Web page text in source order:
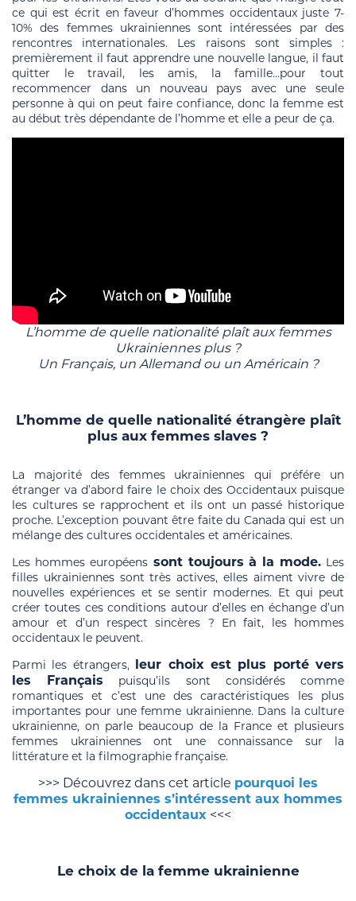
ce qui est écrit en faveur d’hommes occidentaux juste 7-
10% des femmes ukrainiennes sont intéressées par des
rencontres internationales. Les raisons sont simples :
premièrement il faut apprendre une nouvelle langue, il faut
quitter le travail, les amis, la famille…pour tout
recommencer dans un nouveau pays avec une seule
personne à qui on peut faire confiance, donc la femme est
au début très dépendante de l’homme et elle a peur de ça.
L’homme de quelle nationalité plaît aux femmes
Ukrainiennes plus ?
Un Français, un Allemand ou un Américain ?
L’homme de quelle nationalité étrangère plaît
plus aux femmes slaves ?
La majorité des femmes ukrainiennes qui préfére un
étranger va d’abord faire le choix des Occidentaux puisque
les cultures se rapprochent et ils ont un passé historique
proche. L’exception pouvant être faite du Canada qui est un
mélange des cultures occidentales et américaines.
Les hommes européenssont toujours à la mode. Les
filles ukrainiennes sont très actives, elles aiment vivre de
nouvelles expériences et se sentir modernes. Et qui peut
créer toutes ces conditions autour d’elles en échange d’un
amour et d’un respect sincères ? En fait, les hommes
occidentaux le peuvent.
Parmi les étrangers, leur choix est plus porté vers
les Français puisqu’ils sont considérés comme
romantiques et c’est une des caractéristiques les plus
importantes pour une femme ukrainienne. Dans la culture
ukrainienne, on parle beaucoup de la France et plusieurs
femmes ukrainiennes ont une connaissance sur la
littérature et la filmographie française.
>>> Découvrez dans cet article pourquoi les
femmes ukrainiennes s’intéressent aux hommes
occidentaux <<<
Le choix de la femme ukrainienne